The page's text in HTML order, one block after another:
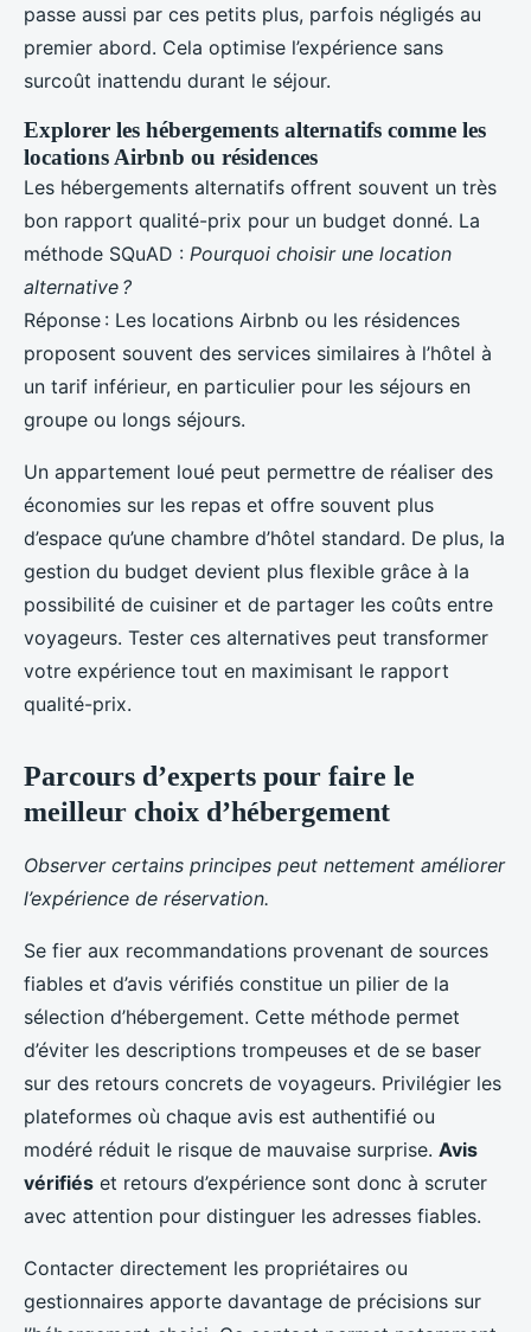
passe aussi par ces petits plus, parfois négligés au
premier abord. Cela optimise l’expérience sans
surcoût inattendu durant le séjour.
Explorer les hébergements alternatifs comme les
locations Airbnb ou résidences
Les hébergements alternatifs offrent souvent un très
bon rapport qualité-prix pour un budget donné. La
méthode SQuAD : Pourquoi choisir une location
alternative ?
Réponse : Les locations Airbnb ou les résidences
proposent souvent des services similaires à l’hôtel à
un tarif inférieur, en particulier pour les séjours en
groupe ou longs séjours.
Un appartement loué peut permettre de réaliser des
économies sur les repas et offre souvent plus
d’espace qu’une chambre d’hôtel standard. De plus, la
gestion du budget devient plus flexible grâce à la
possibilité de cuisiner et de partager les coûts entre
voyageurs. Tester ces alternatives peut transformer
votre expérience tout en maximisant le rapport
qualité-prix.
Parcours d’experts pour faire le
meilleur choix d’hébergement
Observer certains principes peut nettement améliorer
l’expérience de réservation.
Se fier aux recommandations provenant de sources
fiables et d’avis vérifiés constitue un pilier de la
sélection d’hébergement. Cette méthode permet
d’éviter les descriptions trompeuses et de se baser
sur des retours concrets de voyageurs. Privilégier les
plateformes où chaque avis est authentifié ou
modéré réduit le risque de mauvaise surprise. Avis
vérifiés et retours d’expérience sont donc à scruter
avec attention pour distinguer les adresses fiables.
Contacter directement les propriétaires ou
gestionnaires apporte davantage de précisions sur